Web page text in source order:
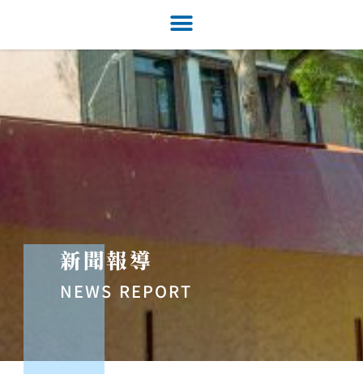
新聞報導
NEWS REPORT